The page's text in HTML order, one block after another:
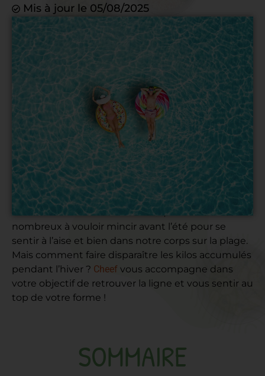
Mis à jour le 05/08/2025
À l’approche des beaux jours, lorsque les robes et
les shorts courts font leur retour, nous sommes
nombreux à vouloir mincir avant l’été pour se
sentir à l’aise et bien dans notre corps sur la plage.
Mais comment faire disparaître les kilos accumulés
pendant l’hiver ? Cheef vous accompagne dans
votre objectif de retrouver la ligne et vous sentir au
top de votre forme !
SOMMAIRE